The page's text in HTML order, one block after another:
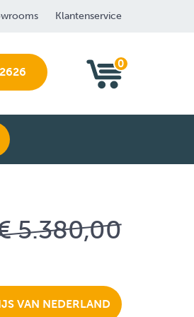
Klantenservice
0
5.380,00
VAN NEDERLAND